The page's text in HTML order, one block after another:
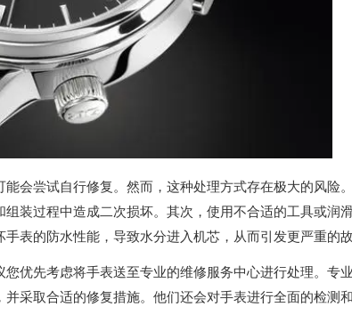
尝试自行修复。然而，这种处理方式存在极大的风险
装过程中造成二次损坏。其次，使用不合适的工具或润
表的防水性能，导致水分进入机芯，从而引发更严重的故
先考虑将手表送至专业的维修服务中心进行处理。专
采取合适的修复措施。他们还会对手表进行全面的检测